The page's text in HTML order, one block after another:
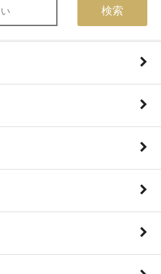
検索